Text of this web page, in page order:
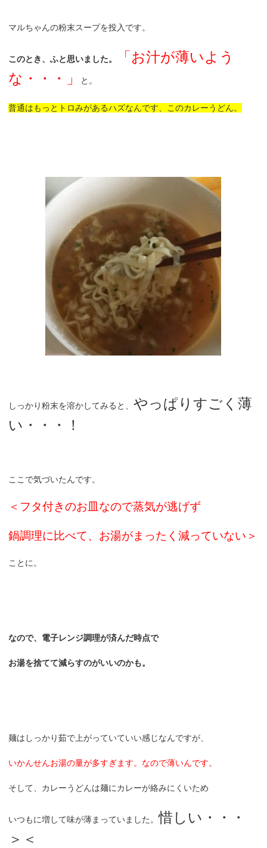
マルちゃんの粉末スープを投入です。
このとき、ふと思いました。
「お汁が薄いよう
な・・・」
と。
普通はもっとトロみがあるハズなんです、このカレーうどん。
しっかり粉末を溶かしてみると、やっぱりすごく薄
い・・・！
ここで気づいたんです。
＜フタ付きのお皿なので蒸気が逃げず
鍋調理に比べて、お湯がまったく減っていない＞
ことに。
なので、電子レンジ調理が済んだ時点で
お湯を捨てて減らすのがいいのかも。
麺はしっかり茹で上がっていていい感じなんですが、
いかんせんお湯の量が多すぎます。なので薄いんです。
そして、カレーうどんは麺にカレーが絡みにくいため
いつもに増して味が薄まっていました。惜しい・・・
＞＜